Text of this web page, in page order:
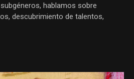
hablamos sobre
descubrimiento de talentos,